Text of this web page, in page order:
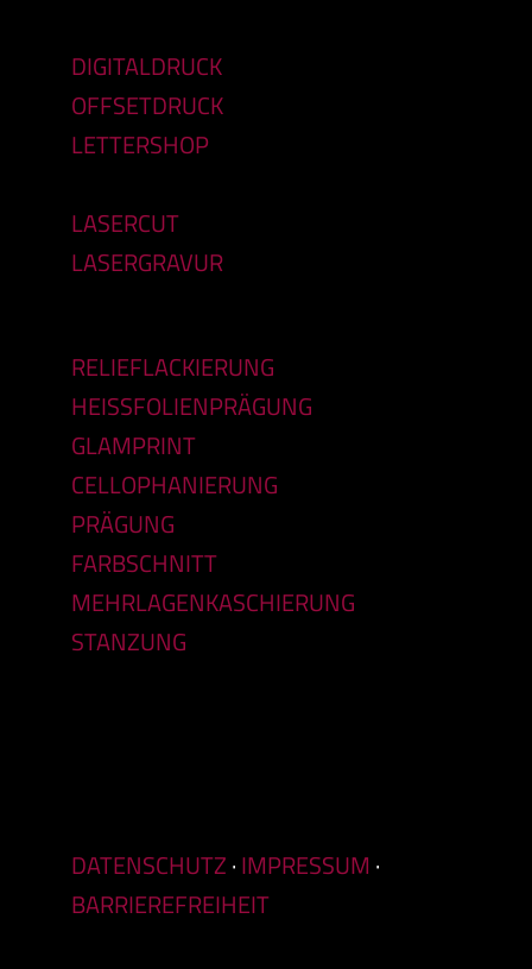
DIGITALDRUCK
OFFSETDRUCK
LETTERSHOP
LASERCUT
LASERGRAVUR
RELIEFLACKIERUNG
HEISSFOLIENPRÄGUNG
GLAMPRINT
CELLOPHANIERUNG
PRÄGUNG
FARBSCHNITT
MEHRLAGENKASCHIERUNG
STANZUNG
DATENSCHUTZ·IMPRESSUM ·
BARRIEREFREIHEIT